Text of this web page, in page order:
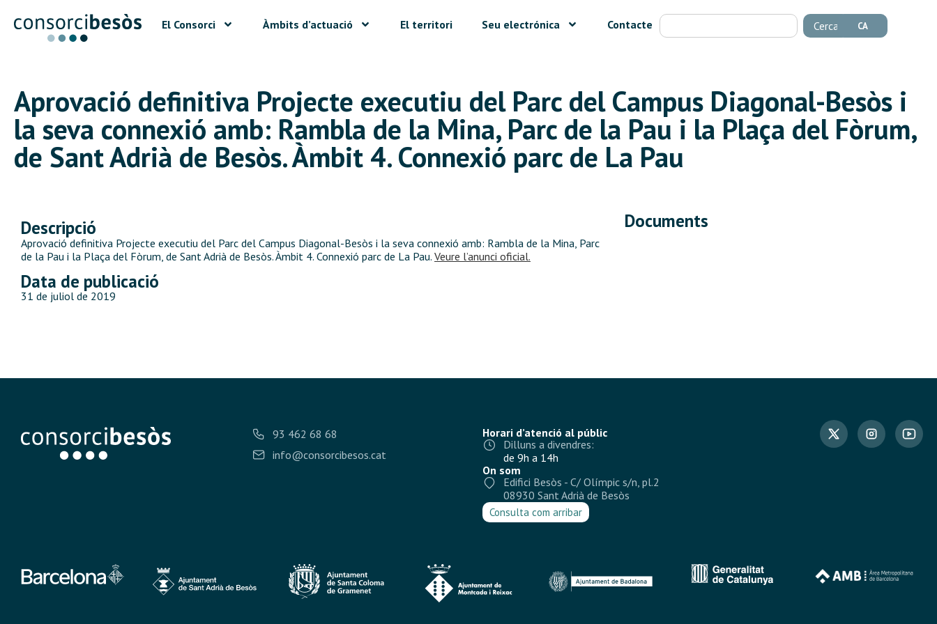
El Consorci Àmbits d’actuació El territori Seu electrónica Contacte Cerca CA
Aprovació definitiva Projecte executiu del Parc del Campus Diagonal-Besòs i
la seva connexió amb: Rambla de la Mina, Parc de la Pau i la Plaça del Fòrum,
de Sant Adrià de Besòs. Àmbit 4. Connexió parc de La Pau
Descripció
Aprovació definitiva Projecte executiu del Parc del Campus Diagonal-Besòs i la seva connexió amb: Rambla de la Mina, Parc
de la Pau i la Plaça del Fòrum, de Sant Adrià de Besòs. Àmbit 4. Connexió parc de La Pau. Veure l’anunci oficial.
Data de publicació
31 de juliol de 2019
Documents
93 462 68 68
info@consorcibesos.cat
Horari d’atenció al públic
Dilluns a divendres:
de 9h a 14h
On som
Edifici Besòs - C/ Olímpic s/n, pl.2
08930 Sant Adrià de Besòs
Consulta com arribar